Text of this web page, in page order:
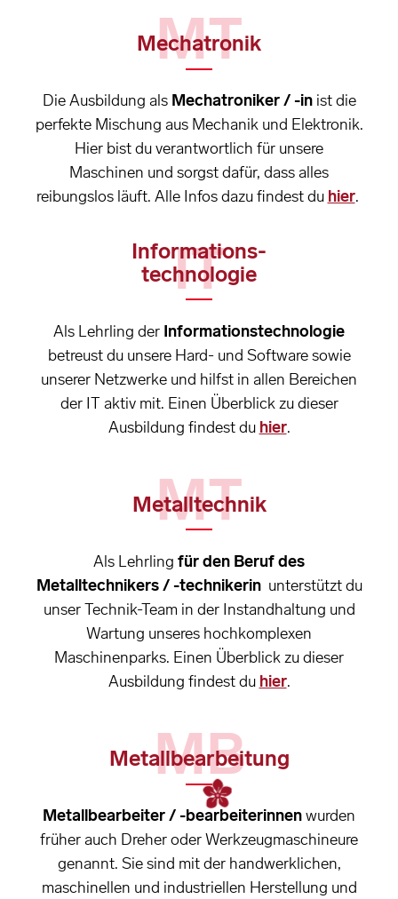
Mechatronik
MT
Die Ausbildung als Mechatroniker / -in ist die
perfekte Mischung aus Mechanik und Elektronik.
Hier bist du verantwortlich für unsere
Maschinen und sorgst dafür, dass alles
reibungslos läuft. Alle Infos dazu findest du hier.
Informations-
technologie
IT
Als Lehrling der Informationstechnologie
betreust du unsere Hard- und Software sowie
unserer Netzwerke und hilfst in allen Bereichen
der IT aktiv mit. Einen Überblick zu dieser
Ausbildung findest du hier.
Metalltechnik
MT
Als Lehrling für den Beruf des
Metalltechnikers / -technikerin unterstützt du
unser Technik-Team in der Instandhaltung und
Wartung unseres hochkomplexen
Maschinenparks. Einen Überblick zu dieser
Ausbildung findest du hier.
Metallbearbeitung
MB
Metallbearbeiter / -bearbeiterinnenwurden
früher auch Dreher oder Werkzeugmaschineure
genannt. Sie sind mit der handwerklichen,
maschinellen und industriellen Herstellung und